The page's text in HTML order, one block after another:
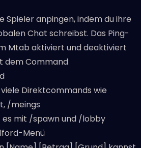
Spieler anpingen, indem du ihre
Chat schreibst. Das Ping-
Mtab aktiviert und deaktiviert
dem Command
Direktcommands wie
/meings
es mit /spawn und /lobby
Menü